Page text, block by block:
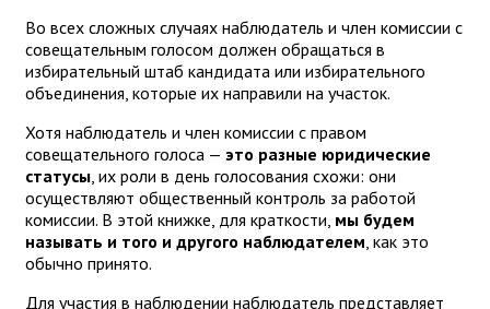
Во всех сложных случаях наблюдатель и член комиссии с
совещательным голосом должен обращаться в
избирательный штаб кандидата или избирательного
объединения, которые их направили на участок.
Хотя наблюдатель и член комиссии с правом
совещательного голоса — это разные юридические
статусы , их роли в день голосования схожи: они
осуществляют общественный контроль за работой
комиссии. В этой книжке, для краткости, мы будем
называть и того и другого наблюдателем , как это
обычно принято.
Для участия в наблюдении наблюдатель представляет